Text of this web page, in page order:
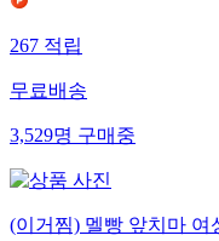
267적립
무료배송
3,529명구매중
(이거찜) 멜빵 앞치마 여